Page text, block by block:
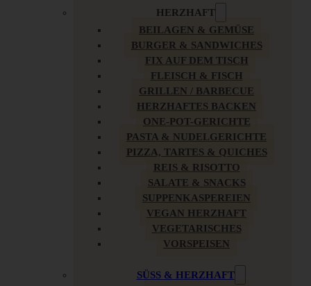
HERZHAFT
BEILAGEN & GEMÜSE
BURGER & SANDWICHES
FIX AUF DEM TISCH
FLEISCH & FISCH
GRILLEN / BARBECUE
HERZHAFTES BACKEN
ONE-POT-GERICHTE
PASTA & NUDELGERICHTE
PIZZA, TARTES & QUICHES
REIS & RISOTTO
SALATE & SNACKS
SUPPENKASPEREIEN
VEGAN HERZHAFT
VEGETARISCHES
VORSPEISEN
SÜSS & HERZHAFT